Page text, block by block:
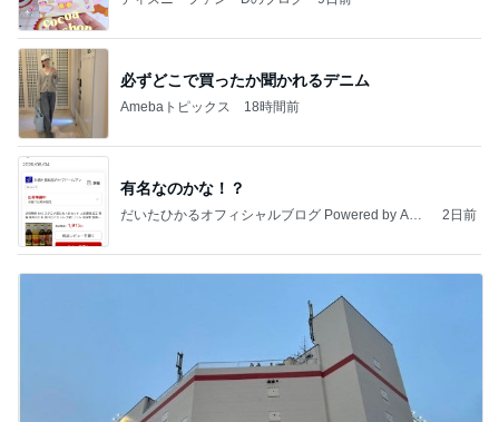
必ずどこで買ったか聞かれるデニム
Amebaトピックス 18時間前
有名なのかな！？
だいたひかるオフィシャルブログ Powered by Ame
2日前